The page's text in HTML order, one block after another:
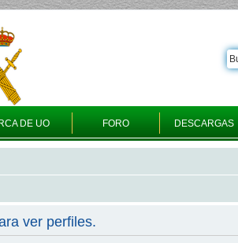
DE UO FORO DESCARGAS
ver perfiles.